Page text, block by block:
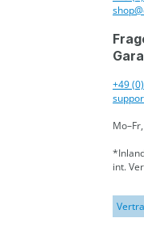
+49
int.